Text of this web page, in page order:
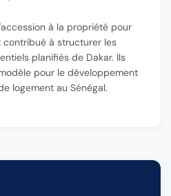
à la propriété pour
à structurer les
planifiés de Dakar. Ils
pour le développement
logement au Sénégal.